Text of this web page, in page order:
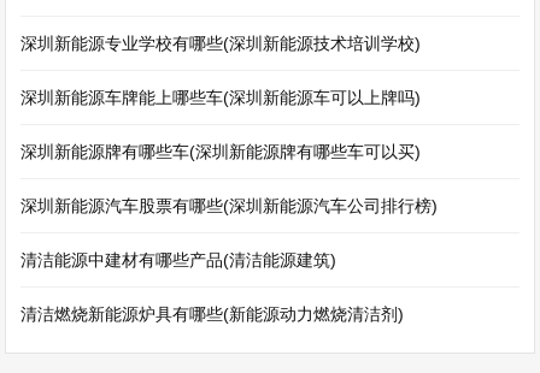
深圳新能源专业学校有哪些(深圳新能源技术培训学校)
深圳新能源车牌能上哪些车(深圳新能源车可以上牌吗)
深圳新能源牌有哪些车(深圳新能源牌有哪些车可以买)
深圳新能源汽车股票有哪些(深圳新能源汽车公司排行榜)
清洁能源中建材有哪些产品(清洁能源建筑)
清洁燃烧新能源炉具有哪些(新能源动力燃烧清洁剂)